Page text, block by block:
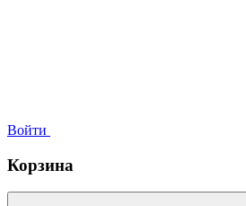
Войти
Корзина